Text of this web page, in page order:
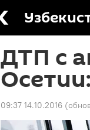
ДТП с
09:37 14.10.2016